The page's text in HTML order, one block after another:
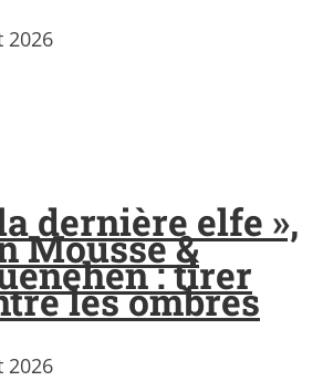
2026
dernière elfe »,
Mousse &
: tirer
les ombres
2026